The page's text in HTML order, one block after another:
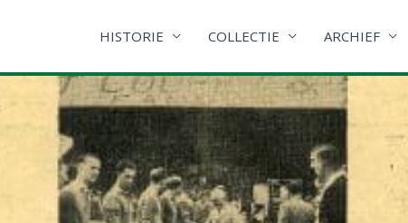
HISTORIE COLLECTIE ARCHIEF